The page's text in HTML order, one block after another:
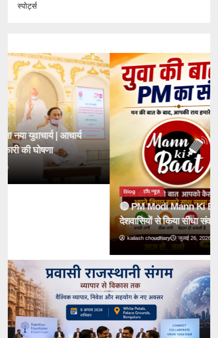
स्पोर्ट्स
🔴 PM Modi Mann Ki Baat 136: युवाओं और
देशवासियों से किया सीधा संवाद